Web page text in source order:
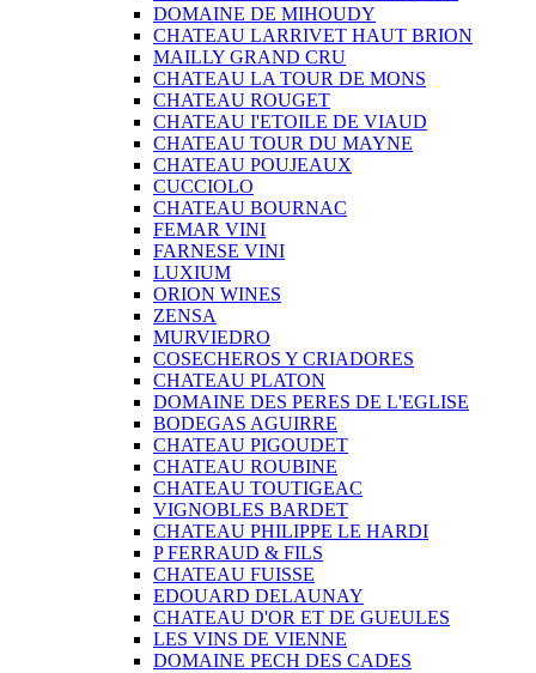
DOMAINE DE MIHOUDY
CHATEAU LARRIVET HAUT BRION
MAILLY GRAND CRU
CHATEAU LA TOUR DE MONS
CHATEAU ROUGET
CHATEAU I'ETOILE DE VIAUD
CHATEAU TOUR DU MAYNE
CHATEAU POUJEAUX
CUCCIOLO
CHATEAU BOURNAC
FEMAR VINI
FARNESE VINI
LUXIUM
ORION WINES
ZENSA
MURVIEDRO
COSECHEROS Y CRIADORES
CHATEAU PLATON
DOMAINE DES PERES DE L'EGLISE
BODEGAS AGUIRRE
CHATEAU PIGOUDET
CHATEAU ROUBINE
CHATEAU TOUTIGEAC
VIGNOBLES BARDET
CHATEAU PHILIPPE LE HARDI
P FERRAUD & FILS
CHATEAU FUISSE
EDOUARD DELAUNAY
CHATEAU D'OR ET DE GUEULES
LES VINS DE VIENNE
DOMAINE PECH DES CADES